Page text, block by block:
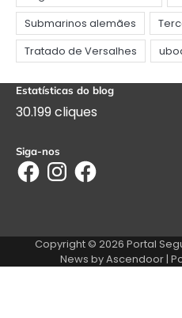
Estatísticas do blog
30.199 cliques
Siga-nos
FacebookInstagramFacebook
Copyright © 2026 Portal
News byAscendoor|